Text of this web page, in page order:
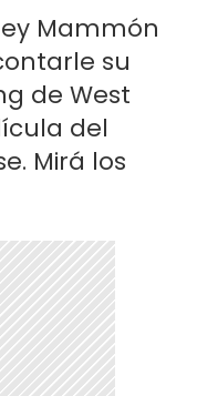
Mammón
su
de West
del
Mirá los